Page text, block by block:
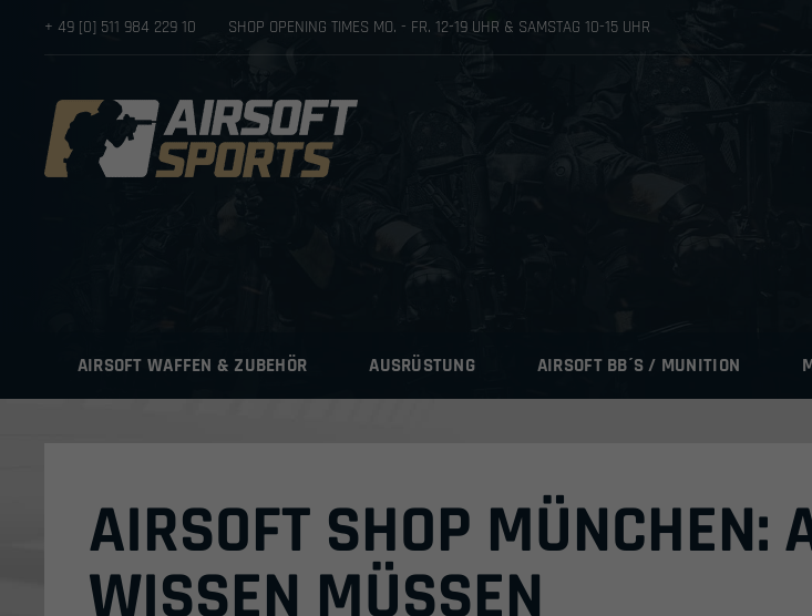
+ 49 [0] 511 984 229 10 SHOP OPENING TIMES MO. - FR. 12-19 UHR & SAMSTAG 10-15 UHR
AIRSOFT WAFFEN & ZUBEHÖR AUSRÜSTUNG AIRSOFT BB´S / MUNITION
AIRSOFT SHOP MÜNCHEN:
WISSEN MÜSSEN